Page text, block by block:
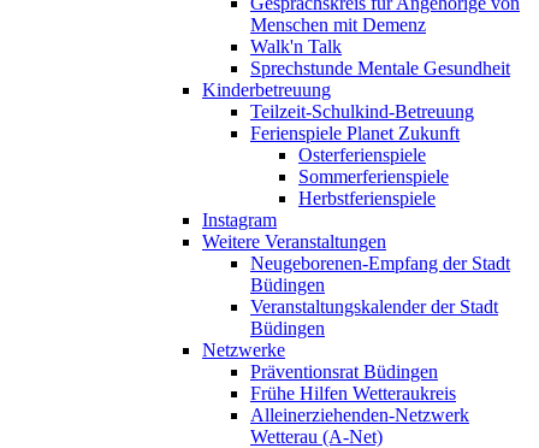
Menschen mit Demenz
Walk'n Talk
Sprechstunde Mentale Gesundheit
Kinderbetreuung
Teilzeit-Schulkind-Betreuung
Ferienspiele Planet Zukunft
Osterferienspiele
Sommerferienspiele
Herbstferienspiele
Instagram
Weitere Veranstaltungen
Neugeborenen-Empfang der Stadt
Büdingen
Veranstaltungskalender der Stadt
Büdingen
Netzwerke
Präventionsrat Büdingen
Frühe Hilfen Wetteraukreis
Alleinerziehenden-Netzwerk
Wetterau (A-Net)